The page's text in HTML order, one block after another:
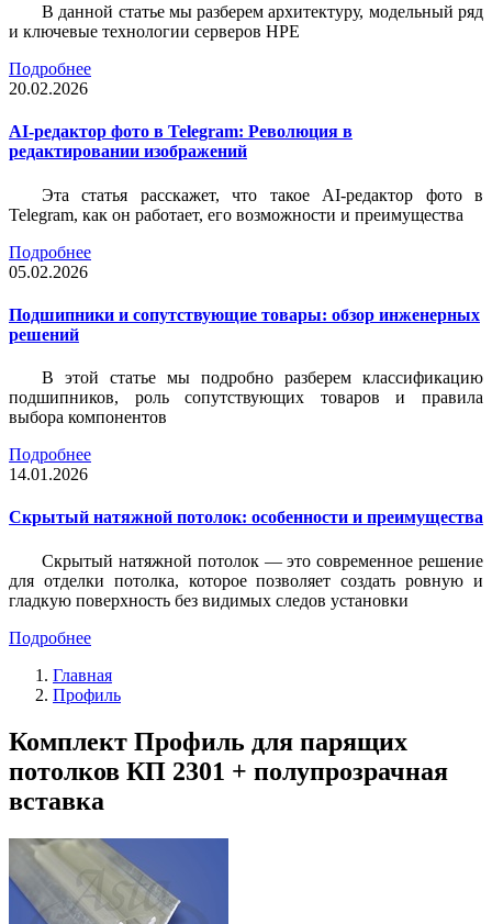
В данной статье мы разберем архитектуру, модельный ряд
и ключевые технологии серверов HPE
Подробнее
20.02.2026
AI-редактор фото в Telegram: Революция в
редактировании изображений
Эта статья расскажет, что такое AI-редактор фото в
Telegram, как он работает, его возможности и преимущества
Подробнее
05.02.2026
Подшипники и сопутствующие товары: обзор инженерных
решений
В этой статье мы подробно разберем классификацию
подшипников, роль сопутствующих товаров и правила
выбора компонентов
Подробнее
14.01.2026
Скрытый натяжной потолок: особенности и преимущества
Скрытый натяжной потолок — это современное решение
для отделки потолка, которое позволяет создать ровную и
гладкую поверхность без видимых следов установки
Подробнее
Главная
Профиль
Комплект Профиль для парящих
потолков КП 2301 + полупрозрачная
вставка